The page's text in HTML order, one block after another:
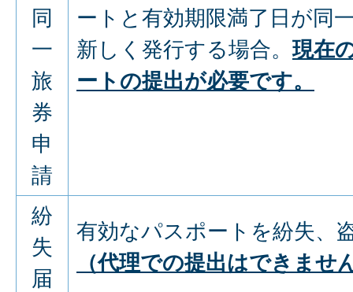
同
一
旅
券
申
請
ートと有効期限満了日が同
新しく発行する場合。現在
ートの提出が必要です。
紛
失
届
有効なパスポートを紛失、
（代理での提出はできませ